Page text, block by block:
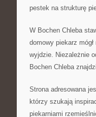
pestek na strukturę
W Bochen Chleba
domowy piekarz
wyjdzie. Niezależnie
Bochen Chleba
Strona adresowana
którzy szukają
piekarniami